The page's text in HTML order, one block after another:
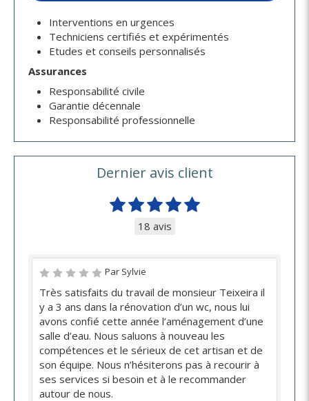
Interventions en urgences
Techniciens certifiés et expérimentés
Etudes et conseils personnalisés
Assurances
Responsabilité civile
Garantie décennale
Responsabilité professionnelle
Dernier avis client
18 avis
Par Sylvie
Très satisfaits du travail de monsieur Teixeira il
y a 3 ans dans la rénovation d’un wc, nous lui
avons confié cette année l’aménagement d’une
salle d’eau. Nous saluons à nouveau les
compétences et le sérieux de cet artisan et de
son équipe. Nous n’hésiterons pas à recourir à
ses services si besoin et à le recommander
autour de nous.